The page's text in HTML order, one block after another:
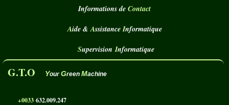
Informations de Contact
Aide & AssistanceInformatique
Supervision Informatique
G.T.O YourGreen Machine
+0033 632.009.247